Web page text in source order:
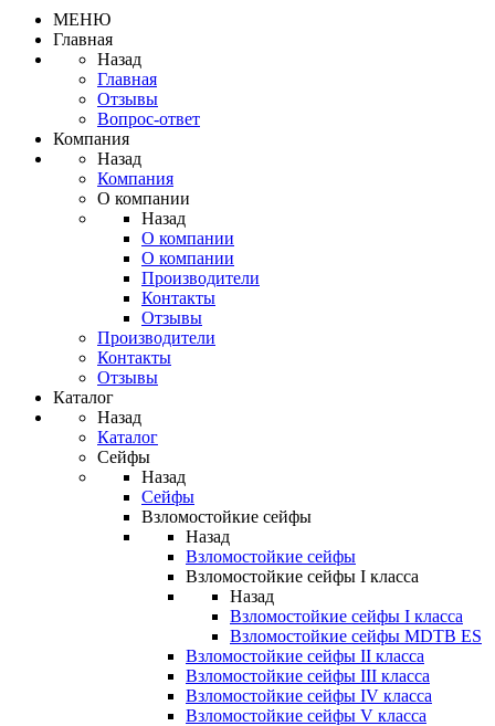
МЕНЮ
Главная
Назад
Главная
Отзывы
Вопрос-ответ
Компания
Назад
Компания
О компании
Назад
О компании
О компании
Производители
Контакты
Отзывы
Производители
Контакты
Отзывы
Каталог
Назад
Каталог
Сейфы
Назад
Сейфы
Взломостойкие сейфы
Назад
Взломостойкие сейфы
Взломостойкие сейфы I класса
Назад
Взломостойкие сейфы I класса
Взломостойкие сейфы MDTB ES
Взломостойкие сейфы II класса
Взломостойкие сейфы III класса
Взломостойкие сейфы IV класса
Взломостойкие сейфы V класса